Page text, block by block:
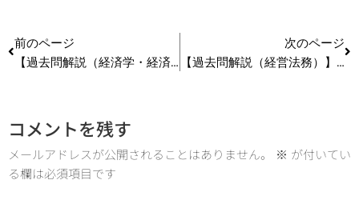
前のページ
【過去問解説（経済学・経済政策）】R4 第15問 費用関数
次のページ
【過去問解説（経営法務）】R4 第9問 特許権
コメントを残す
メールアドレスが公開されることはありません。 ※ が付いてい
る欄は必須項目です